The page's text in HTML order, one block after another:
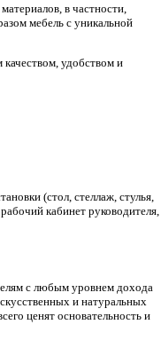
в частности,
мебель с уникальной
удобством и
(стол, стеллаж, стулья,
кабинет руководителя,
с любым уровнем дохода
и натуральных
ценят основательность и